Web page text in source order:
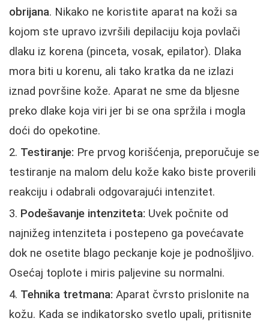
obrijana. Nikako ne koristite aparat na koži sa
kojom ste upravo izvršili depilaciju koja povlači
dlaku iz korena (pinceta, vosak, epilator). Dlaka
mora biti u korenu, ali tako kratka da ne izlazi
iznad površine kože. Aparat ne sme da bljesne
preko dlake koja viri jer bi se ona spržila i mogla
doći do opekotine.
Testiranje: Pre prvog korišćenja, preporučuje se
testiranje na malom delu kože kako biste proverili
reakciju i odabrali odgovarajući intenzitet.
Podešavanje intenziteta: Uvek počnite od
najnižeg intenziteta i postepeno ga povećavate
dok ne osetite blago peckanje koje je podnošljivo.
Osećaj toplote i miris paljevine su normalni.
Tehnika tretmana: Aparat čvrsto prislonite na
kožu. Kada se indikatorsko svetlo upali, pritisnite